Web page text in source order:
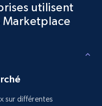
utilisent
Marketplace
sur différentes